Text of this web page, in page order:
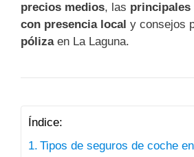
precios medios, las principales
con presencia local y consejos
pólizaen La Laguna.
Índice:
Tipos de seguros de coche